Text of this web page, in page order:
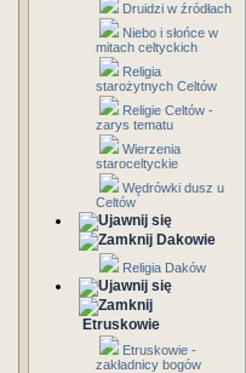
Druidzi w źródłach
Niebo i słońce w
mitach celtyckich
Religia
starożytnych Celtów
Religie Celtów -
zarys tematu
Wierzenia
staroceltyckie
Wędrówki dusz u
Celtów
Dakowie
Religia Daków
Etruskowie
Etruskowie -
zakładnicy bogów